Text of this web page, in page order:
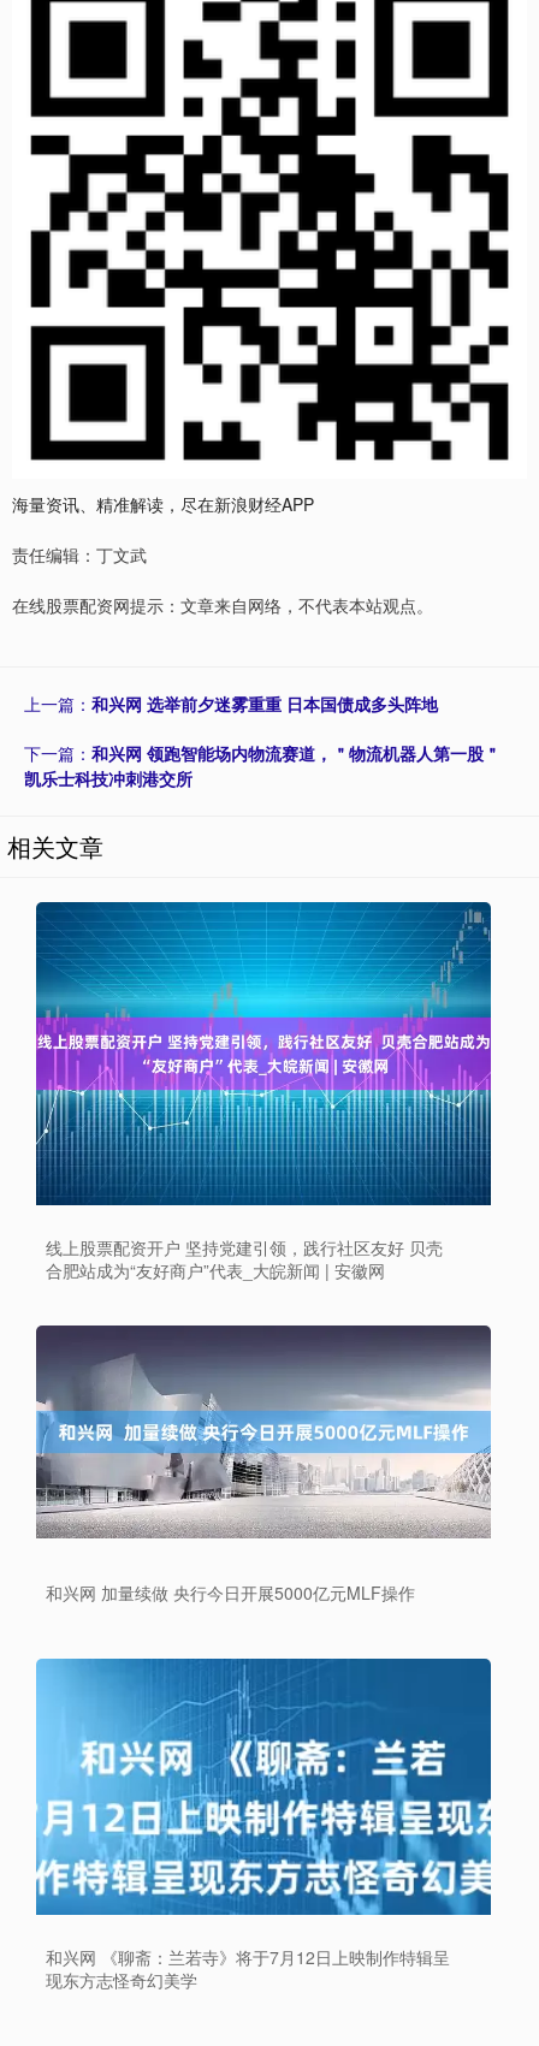
海量资讯、精准解读，尽在新浪财经APP
责任编辑：丁文武
在线股票配资网提示：文章来自网络，不代表本站观点。
上一篇： 和兴网 选举前夕迷雾重重 日本国债成多头阵地
下一篇： 和兴网 领跑智能场内物流赛道，＂物流机器人第一股＂
凯乐士科技冲刺港交所
相关文章
线上股票配资开户 坚持党建引领，践行社区友好 贝壳
合肥站成为“友好商户”代表_大皖新闻 | 安徽网
和兴网 加量续做 央行今日开展5000亿元MLF操作
和兴网 《聊斋：兰若寺》将于7月12日上映制作特辑呈
现东方志怪奇幻美学